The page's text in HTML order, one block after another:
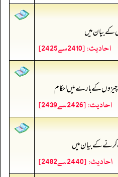
کے بیان میں
احادیث: [2410سے2425]
کے بارے میں احکام
احادیث: [2426سے2439]
کے بیان میں
احادیث: [2440سے2482]